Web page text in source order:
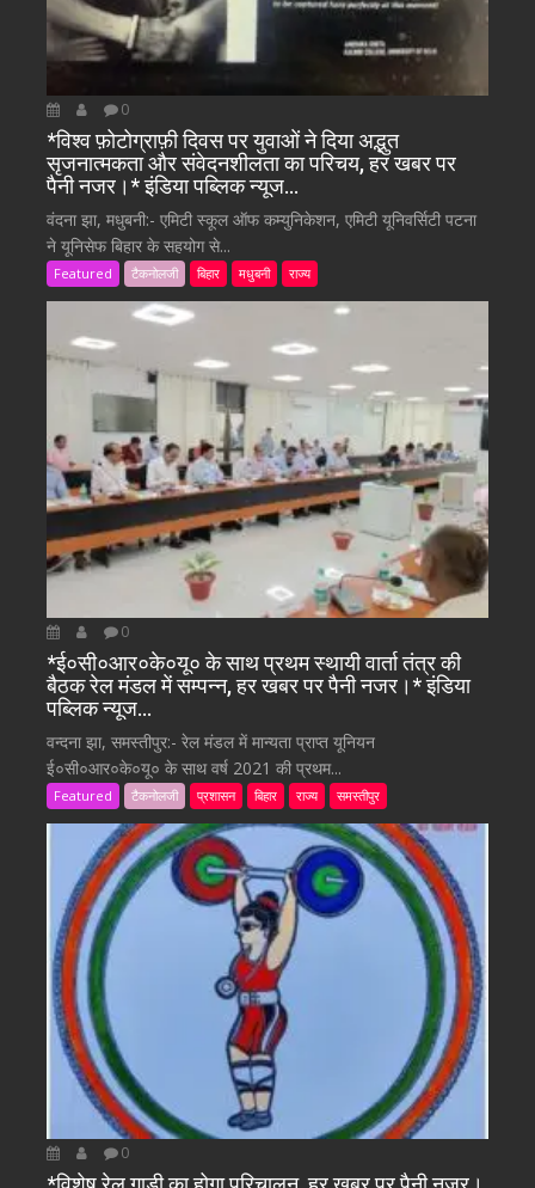
0
*विश्व फ़ोटोग्राफ़ी दिवस पर युवाओं ने दिया अद्भुत
सृजनात्मकता और संवेदनशीलता का परिचय, हर खबर पर
पैनी नजर।* इंडिया पब्लिक न्यूज…
वंदना झा, मधुबनी:- एमिटी स्कूल ऑफ कम्युनिकेशन, एमिटी यूनिवर्सिटी पटना
ने यूनिसेफ बिहार के सहयोग से...
Featured टैकनोलजी बिहार मधुबनी राज्य
0
*ई०सी०आर०के०यू० के साथ प्रथम स्थायी वार्ता तंत्र की
बैठक रेल मंडल में सम्पन्न, हर खबर पर पैनी नजर।* इंडिया
पब्लिक न्यूज…
वन्दना झा, समस्तीपुर:- रेल मंडल में मान्यता प्राप्त यूनियन
ई०सी०आर०के०यू० के साथ वर्ष 2021 की प्रथम...
Featured टैकनोलजी प्रशासन बिहार राज्य समस्तीपुर
0